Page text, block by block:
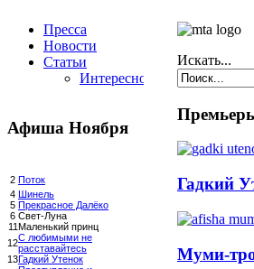
Пресса
Новости
Статьи
Интересное
Афиша Ноября
2 Поток
4 Шинель
5 Прекрасное Далёко
6 Свет-Луна
11Маленький принц
12С любимыми не
расставайтесь
13Гадкий Утенок
Искать...
Гадкий
Муми-